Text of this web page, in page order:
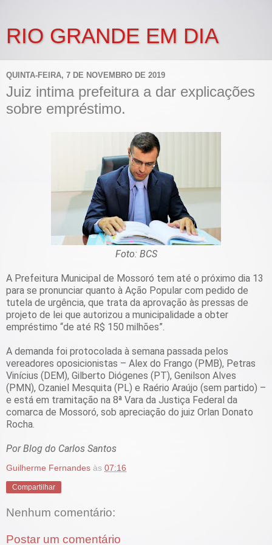
RIO GRANDE EM DIA
QUINTA-FEIRA, 7 DE NOVEMBRO DE 2019
Juiz intima prefeitura a dar explicações
sobre empréstimo.
Foto: BCS
A Prefeitura Municipal de Mossoró tem até o próximo dia 13
para se pronunciar quanto à Ação Popular com pedido de
tutela de urgência, que trata da aprovação às pressas de
projeto de lei que autorizou a municipalidade a obter
empréstimo “de até R$ 150 milhões”.
A demanda foi protocolada à semana passada pelos
vereadores oposicionistas – Alex do Frango (PMB), Petras
Vinícius (DEM), Gilberto Diógenes (PT), Genilson Alves
(PMN), Ozaniel Mesquita (PL) e Raério Araújo (sem partido) –
e está em tramitação na 8ª Vara da Justiça Federal da
comarca de Mossoró, sob apreciação do juiz Orlan Donato
Rocha.
Por Blog do Carlos Santos
Guilherme Fernandes às 07:16
Compartilhar
Nenhum comentário:
Postar um comentário